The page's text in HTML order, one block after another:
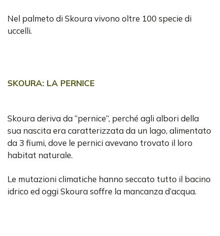
Nel palmeto di Skoura vivono oltre 100 specie di
uccelli.
SKOURA: LA PERNICE
Skoura deriva da “pernice”, perché agli albori della
sua nascita era caratterizzata da un lago, alimentato
da 3 fiumi, dove le pernici avevano trovato il loro
habitat naturale.
Le mutazioni climatiche hanno seccato tutto il bacino
idrico ed oggi Skoura soffre la mancanza d’acqua.